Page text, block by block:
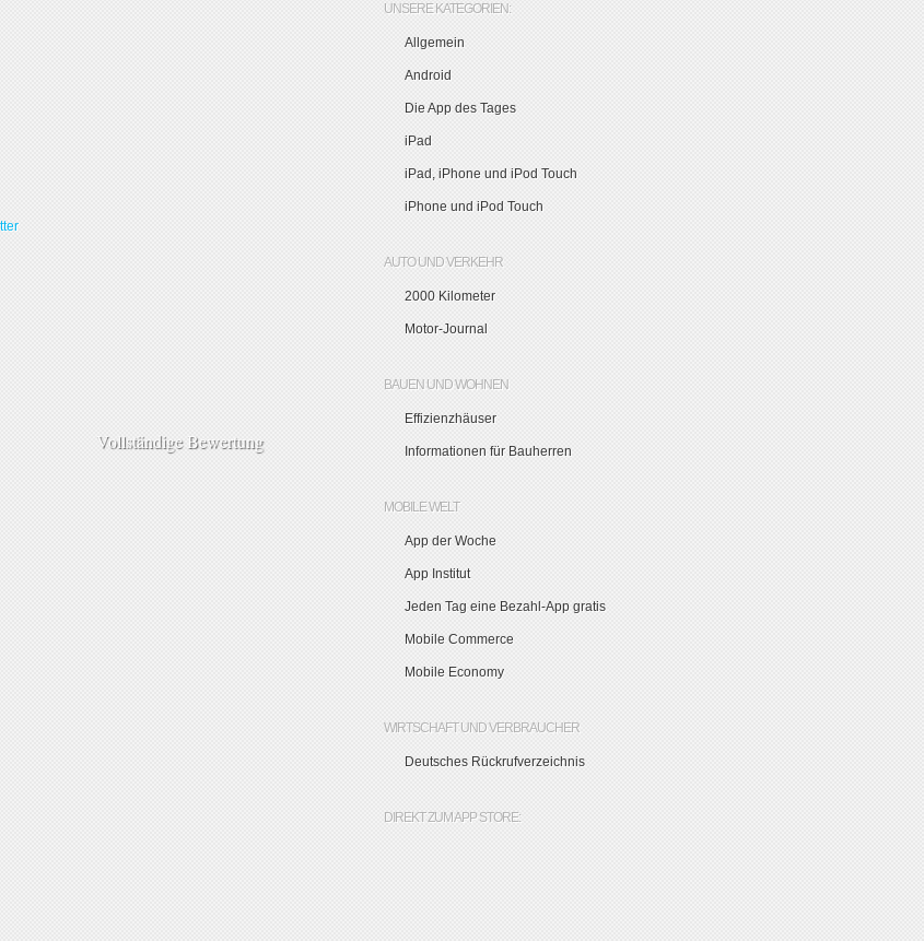
Vollständige Bewertung
UNSERE KATEGORIEN:
Allgemein
Android
Die App des Tages
iPad
iPad, iPhone und iPod Touch
iPhone und iPod Touch
AUTO UND VERKEHR
2000 Kilometer
Motor-Journal
BAUEN UND WOHNEN
Effizienzhäuser
Informationen für Bauherren
MOBILE WELT
App der Woche
App Institut
Jeden Tag eine Bezahl-App gratis
Mobile Commerce
Mobile Economy
WIRTSCHAFT UND VERBRAUCHER
Deutsches Rückrufverzeichnis
DIREKT ZUM APP STORE: